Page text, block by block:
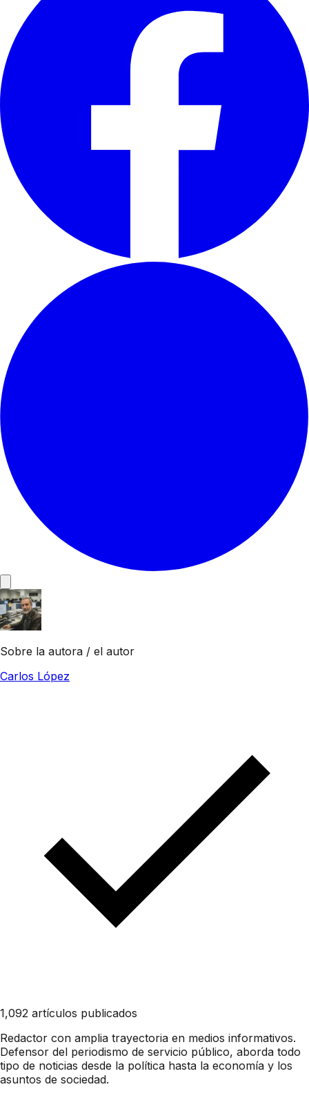
Sobre la autora / el autor
Carlos López
1,092 artículos publicados
Redactor con amplia trayectoria en medios informativos.
Defensor del periodismo de servicio público, aborda todo
tipo de noticias desde la política hasta la economía y los
asuntos de sociedad.